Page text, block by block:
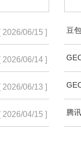
化行业数
[ 2026/06/15 ]
[ 2026/06/14 ]
[ 2026/06/13 ]
[ 2026/04/15 ]